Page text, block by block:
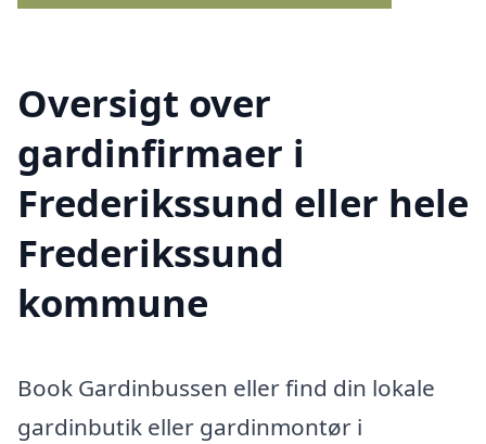
Oversigt over
gardinfirmaer i
Frederikssund eller hele
Frederikssund
kommune
Book Gardinbussen eller find din lokale
gardinbutik eller gardinmontør i